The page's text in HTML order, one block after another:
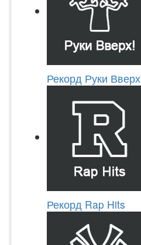
Рекорд Руки Вверх
Рекорд Rap Hits